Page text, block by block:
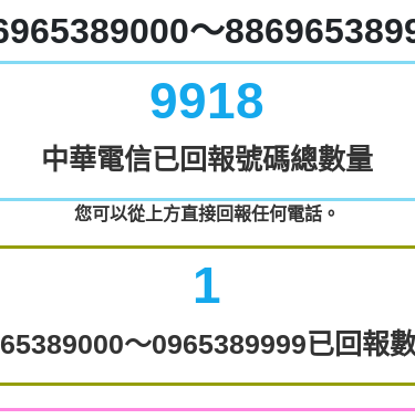
～
9918
中華電信已回報號碼總數量
您可以從上方直接回報任何電話。
1
～0965389999已回報